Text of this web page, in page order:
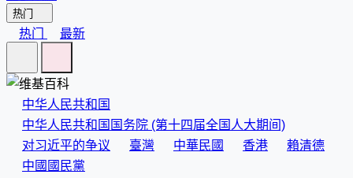
热门
热门 最新
中华人民共和国
中华人民共和国国务院 (第十四届全国人大期间)
对习近平的争议
臺灣 中華民國 香港
賴清德
中國國民黨